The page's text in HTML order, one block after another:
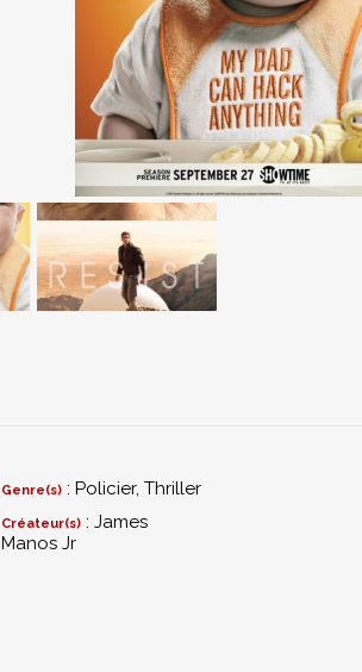
Genre(s) : Policier, Thriller
Créateur(s) : James
Manos Jr